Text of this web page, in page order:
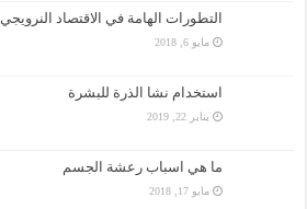
التطورات الهامة في الاقتصاد النرويجي
مايو 6, 2018
استخدام نشا الذرة للبشرة
يناير 22, 2019
ما هي اسباب رعشة الجسم
مايو 17, 2018